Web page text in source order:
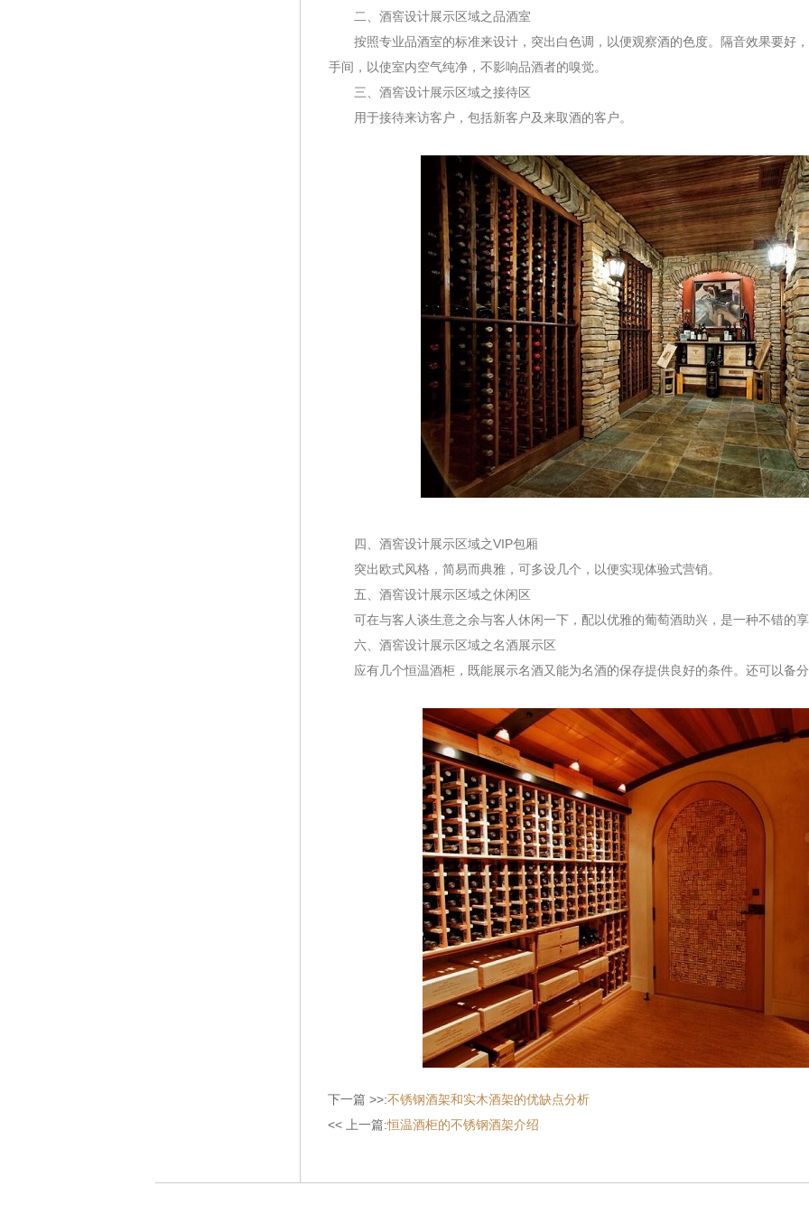
二、酒窖设计展示区域之品酒室
按照专业品酒室的标准来设计，突出白色调，以便观察酒的色度。隔音效果要好
手间，以使室内空气纯净，不影响品酒者的嗅觉。
三、酒窖设计展示区域之接待区
用于接待来访客户，包括新客户及来取酒的客户。
四、酒窖设计展示区域之VIP包厢
突出欧式风格，简易而典雅，可多设几个，以便实现体验式营销。
五、酒窖设计展示区域之休闲区
可在与客人谈生意之余与客人休闲一下，配以优雅的葡萄酒助兴，是一种不错的
六、酒窖设计展示区域之名酒展示区
应有几个恒温酒柜，既能展示名酒又能为名酒的保存提供良好的条件。还可以备
下一篇 >>:不锈钢酒架和实木酒架的优缺点分析
<< 上一篇:恒温酒柜的不锈钢酒架介绍